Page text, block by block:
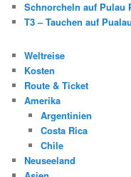
Schnorcheln auf Pulau
T3 – Tauchen auf
Weltreise
Kosten
Route & Ticket
Amerika
Argentinien
Costa Rica
Chile
Neuseeland